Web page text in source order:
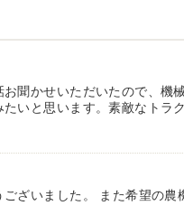
聞かせいただいたので、
いと思います。素敵なトラ
ざいました。 また希望の農